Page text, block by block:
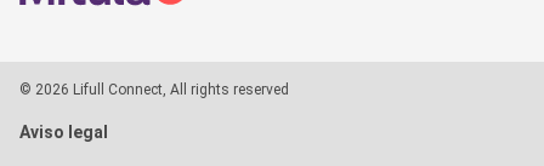
© 2026 Lifull Connect, All rights reserved
Aviso legal